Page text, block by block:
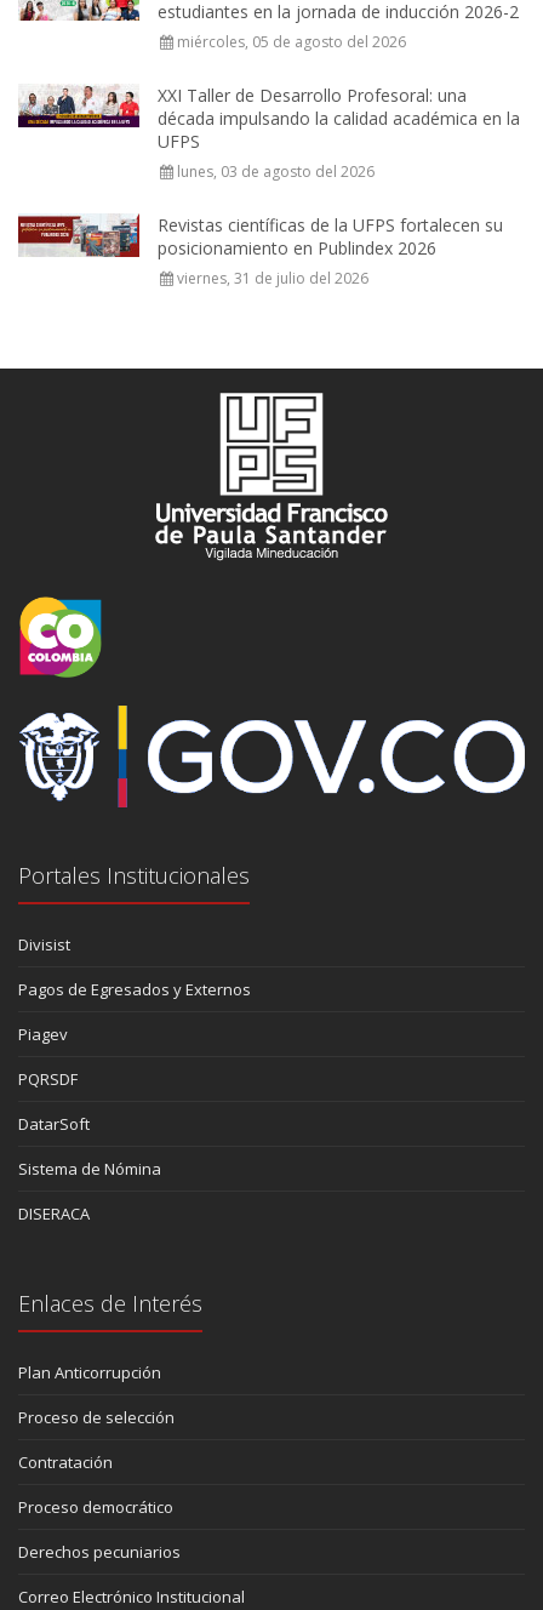
estudiantes en la jornada de inducción 2026-2
miércoles, 05 de agosto del 2026
XXI Taller de Desarrollo Profesoral: una
década impulsando la calidad académica en la
UFPS
lunes, 03 de agosto del 2026
Revistas científicas de la UFPS fortalecen su
posicionamiento en Publindex 2026
viernes, 31 de julio del 2026
Portales Institucionales
Divisist
Pagos de Egresados y Externos
Piagev
PQRSDF
DatarSoft
Sistema de Nómina
DISERACA
Enlaces de Interés
Plan Anticorrupción
Proceso de selección
Contratación
Proceso democrático
Derechos pecuniarios
Correo Electrónico Institucional